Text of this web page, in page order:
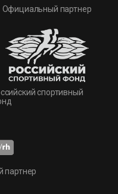
Официальный партнер
спортивный
партнер